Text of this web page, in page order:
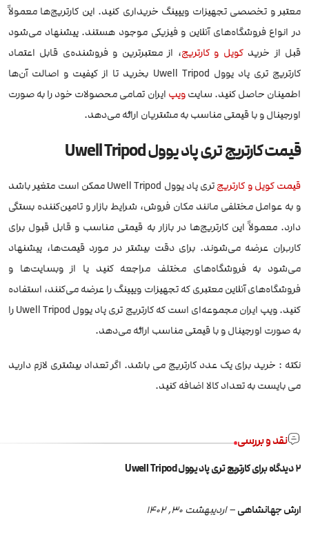
معتبر و تخصصی تجهیزات ویپینگ خریداری کنید. این کارتریج‌ها معمولاً
در انواع فروشگاه‌های آنلاین و فیزیکی موجود هستند. پیشنهاد می‌شود
قبل از خریدکویل و کارتریج، از معتبرترین و فروشنده‌ی قابل اعتماد
کارتریج تری پاد یوول Uwell Tripod بخرید تا از کیفیت و اصالت آن‌ها
اطمینان حاصل کنید. سایتویپ ایران تمامی محصولات خود را به صورت
اورجینال و با قیمتی مناسب به مشتریان ارائه می‌دهد.
قیمت کارتریج تری پاد یوول Uwell Tripod
قیمت کویل و کارتریج
تری پاد یوول Uwell Tripod ممکن است متغیر باشد
و به عوامل مختلفی مانند مکان فروش، شرایط بازار و تامین‌کننده بستگی
دارد. معمولاً این کارتریج‌ها در بازار به قیمتی مناسب و قابل قبول برای
کاربران عرضه می‌شوند. برای دقت بیشتر در مورد قیمت‌ها، پیشنهاد
می‌شود به فروشگاه‌های مختلف مراجعه کنید یا از وبسایت‌ها و
فروشگاه‌های آنلاین معتبری که تجهیزات ویپینگ را عرضه می‌کنند، استفاده
کنید. ویپ ایران مجموعه‌ای است که کارتریج تری پاد یوول Uwell Tripod را
به صورت اورجینال و با قیمتی مناسب ارائه می‌دهد.
نکته : خرید برای یک عدد کارتریج می باشد. اگر تعداد بیشتری لازم دارید
می بایست به تعداد کالا اضافه کنید.
نقد و بررسی
2 دیدگاه برای کارتریج تری پاد یوول Uwell Tripod
ارش جهانشاهی–اردیبهشت 30, 1402